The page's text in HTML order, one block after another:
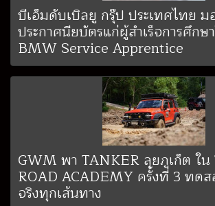
บีเอ็มดับเบิลยู กรุ๊ป ประเทศไทย ม
ประกาศนียบัตรแก่ผู้สำเร็จการศึกษ
BMW Service Apprentice
GWM พา TANKER ลุยภูเก็ต ใ
ROAD ACADEMY ครั้งที่ 3 ทด
จริงทุกเส้นทาง